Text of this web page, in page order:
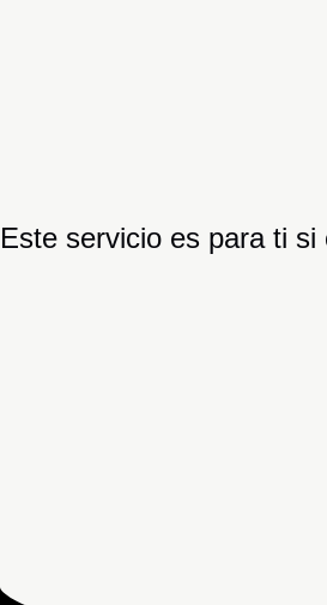
Este servicio es para ti si